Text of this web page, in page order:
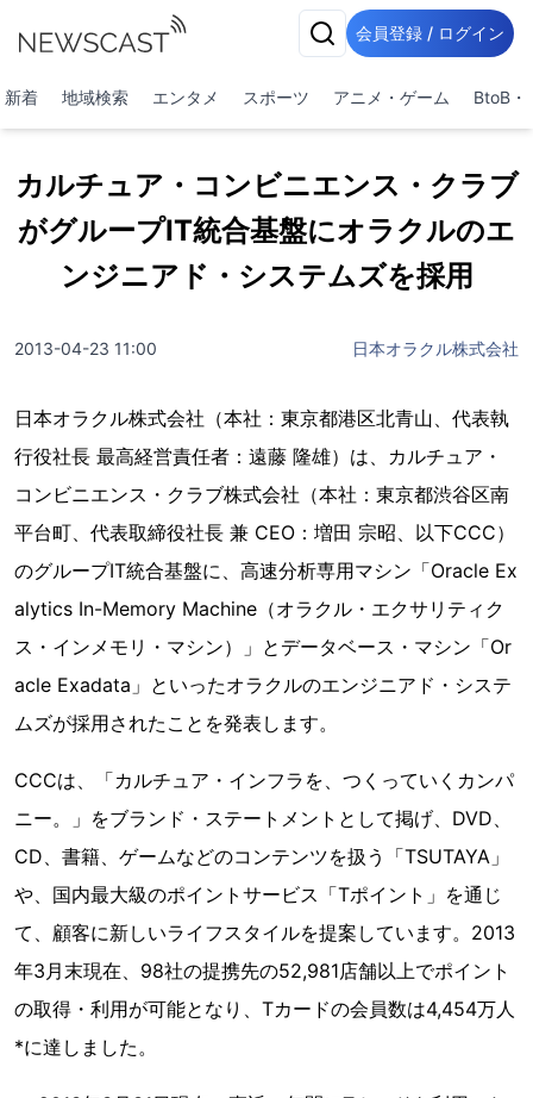
会員登録 / ログイン
新着 地域検索 エンタメ スポーツ アニメ・ゲーム BtoB・
カルチュア・コンビニエンス・クラブ
がグループIT統合基盤にオラクルのエ
ンジニアド・システムズを採用
2013-04-23 11:00 日本オラクル株式会社
日本オラクル株式会社（本社：東京都港区北青山、代表執
行役社長 最高経営責任者：遠藤 隆雄）は、カルチュア・
コンビニエンス・クラブ株式会社（本社：東京都渋谷区南
平台町、代表取締役社長 兼 CEO：増田 宗昭、以下CCC）
のグループIT統合基盤に、高速分析専用マシン「Oracle Ex
alytics In-Memory Machine（オラクル・エクサリティク
ス・インメモリ・マシン）」とデータベース・マシン「Or
acle Exadata」といったオラクルのエンジニアド・システ
ムズが採用されたことを発表します。
CCCは、「カルチュア・インフラを、つくっていくカンパ
ニー。」をブランド・ステートメントとして掲げ、DVD、
CD、書籍、ゲームなどのコンテンツを扱う「TSUTAYA」
や、国内最大級のポイントサービス「Tポイント」を通じ
て、顧客に新しいライフスタイルを提案しています。2013
年3月末現在、98社の提携先の52,981店舗以上でポイント
の取得・利用が可能となり、Tカードの会員数は4,454万人
*に達しました。